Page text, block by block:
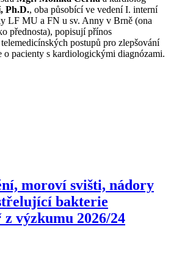
Ph.D., oba působící ve vedení I. interní
LF MU a FN u sv. Anny v Brně (ona
přednosta), popisují přínos
postupů pro zlepšování
o pacienty s kardiologickými diagnózami.
moroví svišti, nádory
bakterie
výzkumu 2026/24